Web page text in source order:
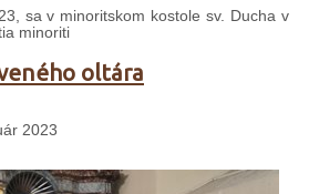
sa v minoritskom kostole sv. Ducha v
minoriti
oltára
2023